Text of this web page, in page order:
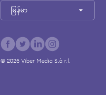
မြန်မာ
© 2026Viber Media S.à r.l.